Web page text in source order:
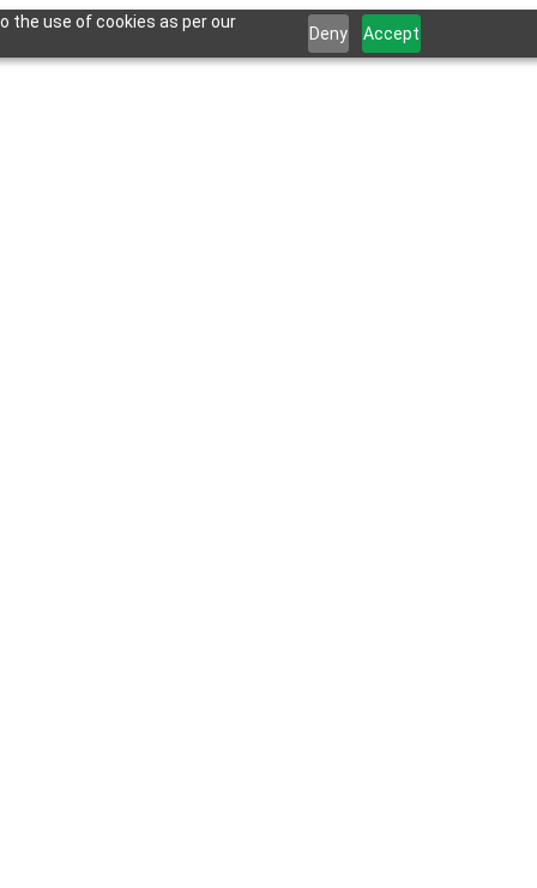
the use of cookies as per our
Deny Accept